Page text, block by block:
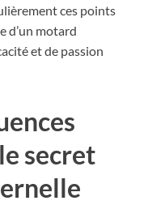
ces points
d’un motard
et de passion
secret